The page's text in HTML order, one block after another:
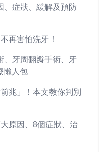
、症狀、緩解及預防
再害怕洗牙！
、牙周翻瓣手術、牙
懶人包
兆」！本文教你判別
原因、8個症狀、治